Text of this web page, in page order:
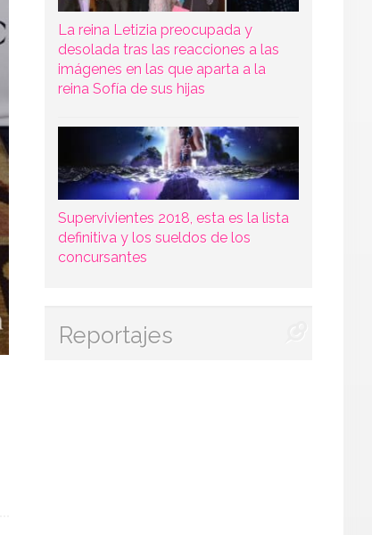
La reina Letizia preocupada y
desolada tras las reacciones a las
imágenes en las que aparta a la
reina Sofía de sus hijas
Supervivientes 2018, esta es la lista
definitiva y los sueldos de los
concursantes
Reportajes